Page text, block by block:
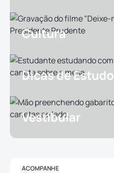
Cultura
Dicas de Estudo
Vestibular
ACOMPANHE